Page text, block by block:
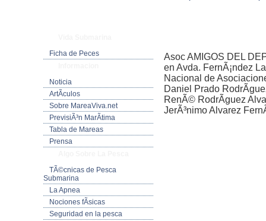
Ficha de Peces
Noticia
ArtÃ­culos
Sobre MareaViva.net
PrevisiÃ³n MarÃ­tima
Tabla de Mareas
Prensa
TÃ©cnicas de Pesca
Submarina
La Apnea
Nociones fÃ­sicas
Seguridad en la pesca
Asoc AMIGOS DEL
en Avda. FernÃ¡ndez
Nacional de
Daniel Prado
RenÃ© RodrÃ­guez
JerÃ³nimo Alvarez